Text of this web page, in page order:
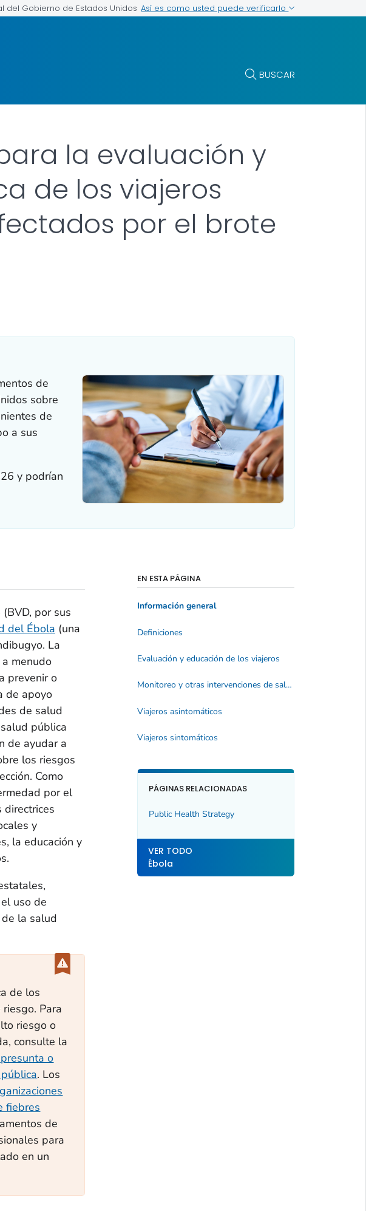
del Gobierno de Estados Unidos Así es como usted puede verificarlo
BUSCAR
la evaluación y
de los viajeros
por el brote
de
sobre
de
a sus
y podrían
por sus
del Ébola (una
La
menudo
prevenir o
de apoyo
de salud
pública
de ayudar a
los riesgos
Como
por el
directrices
y
la educación y
uso de
la salud
de los
Para
riesgo o
consulte la
o
. Los
fiebres
de
para
en un
EN ESTA PÁGINA
Información general
Definiciones
Evaluación y educación de los viajeros
Monitoreo y otras intervenciones de salud pública
Viajeros asintomáticos
Viajeros sintomáticos
PÁGINAS RELACIONADAS
Public Health Strategy
VER TODO
Ébola